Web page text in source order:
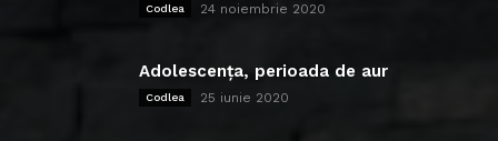
Codlea 24 noiembrie 2020
Adolescența, perioada de aur
Codlea 25 iunie 2020